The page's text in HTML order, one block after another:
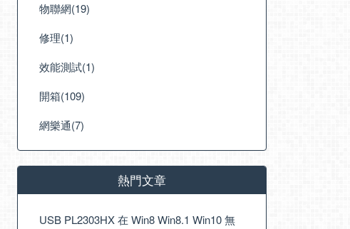
物聯網(19)
修理(1)
效能測試(1)
開箱(109)
網樂通(7)
熱門文章
USB PL2303HX 在 Win8 Win8.1 Win10 無